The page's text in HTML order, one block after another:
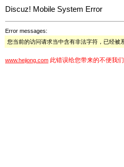
Discuz! Mobile System Error
Error messages:
您当前的访问请求当中含有非法字符，已经被
www.hejiong.com 此错误给您带来的不便我